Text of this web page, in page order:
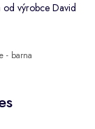
od výrobce David